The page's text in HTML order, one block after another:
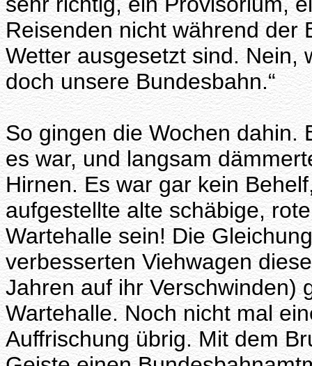
Reisenden nicht während der
Wetter ausgesetzt sind. Nein,
doch unsere Bundesbahn.“
So gingen die Wochen dahin.
es war, und langsam
Hirnen. Es war gar kein
aufgestellte alte schäbige,
Wartehalle sein! Die
verbesserten Viehwagen
Jahren auf ihr Verschwinden)
Wartehalle. Noch nicht mal
Auffrischung übrig. Mit dem